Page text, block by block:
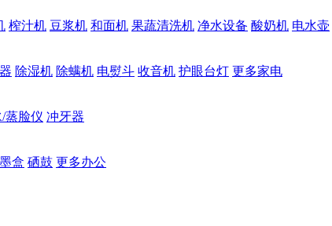
榨汁机 豆浆机 和面机 果蔬清洗机 净水设备 酸奶机 电水壶
除湿机 除螨机 电熨斗 收音机 护眼台灯 更多家电
蒸脸仪 冲牙器
墨盒 硒鼓 更多办公